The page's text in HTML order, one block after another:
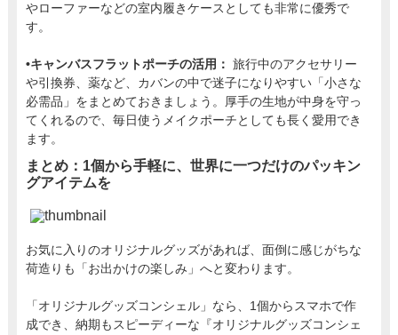
やローファーなどの室内履きケースとしても非常に優秀で
す。
•キャンバスフラットポーチの活用： 旅行中のアクセサリー
や引換券、薬など、カバンの中で迷子になりやすい「小さな
必需品」をまとめておきましょう。厚手の生地が中身を守っ
てくれるので、毎日使うメイクポーチとしても長く愛用でき
ます。
まとめ：1個から手軽に、世界に一つだけのパッキン
グアイテムを
お気に入りのオリジナルグッズがあれば、面倒に感じがちな
荷造りも「お出かけの楽しみ」へと変わります。
「オリジナルグッズコンシェル」なら、1個からスマホで作
成でき、納期もスピーディーな『オリジナルグッズコンシェ